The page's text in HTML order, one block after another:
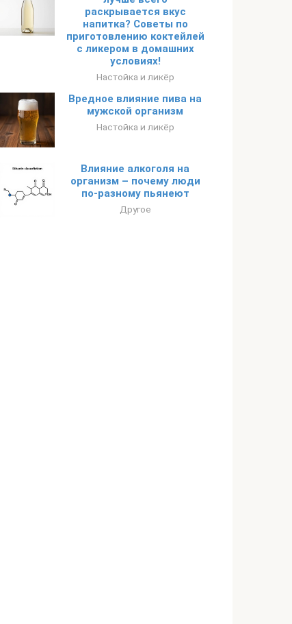
раскрывается вкус
напитка? Советы по
приготовлению коктейлей
с ликером в домашних
условиях!
Настойка и ликёр
Вредное влияние пива на
мужской организм
Настойка и ликёр
Влияние алкоголя на
организм – почему люди
по-разному пьянеют
Другое